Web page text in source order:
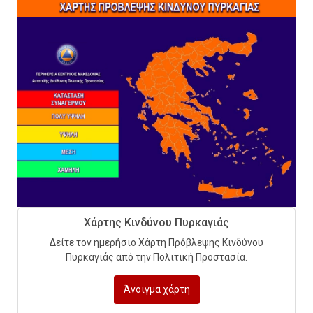
Χάρτης Κινδύνου Πυρκαγιάς
Δείτε τον ημερήσιο Χάρτη Πρόβλεψης Κινδύνου
Πυρκαγιάς από την Πολιτική Προστασία.
Άνοιγμα χάρτη
Technical Leadership in Safety:
Why Emergency Response and
HSE Must Be Operated as One
10
10 συχνά λάθη σε
περιορισμένους χώρους που
οδηγούν σε ατύχημα
Πυρόσβεση και Διάσωση σε
Ορυχεία
Πυροσβεστικοί Αυλοί στην